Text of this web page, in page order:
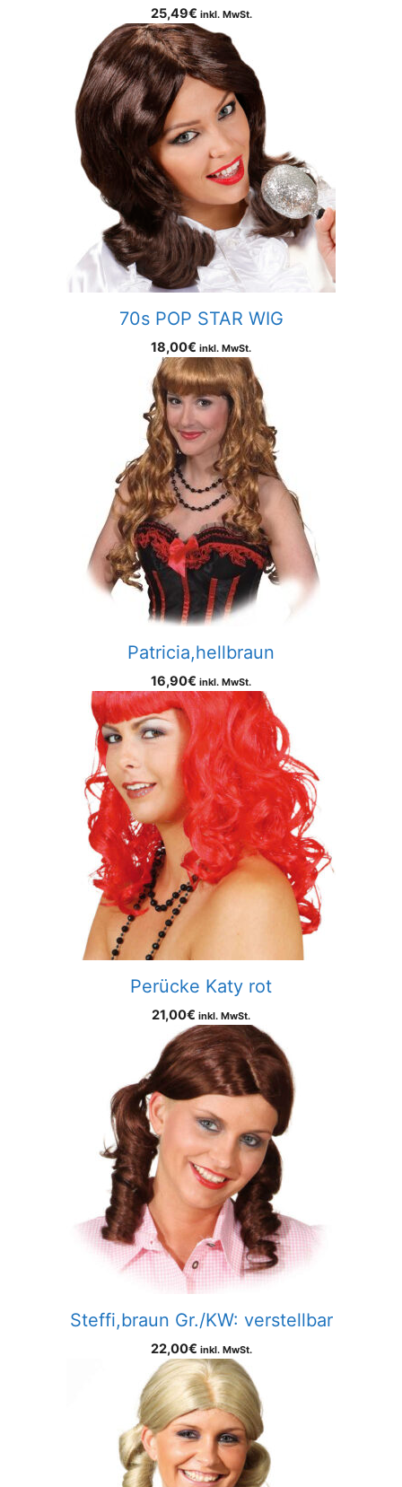
25,49€ inkl. MwSt.
70s POP STAR WIG
18,00€ inkl. MwSt.
Patricia,hellbraun
16,90€ inkl. MwSt.
Perücke Katy rot
21,00€ inkl. MwSt.
Steffi,braun Gr./KW: verstellbar
22,00€ inkl. MwSt.